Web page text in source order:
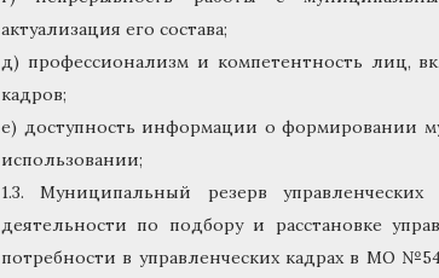
актуализация его состава;
д) профессионализм и компетентность лиц,
кадров;
е) доступность информации о формировании
использовании;
1.3. Муниципальный резерв
деятельности по подбору и расстановке
потребности в управленческих кадрах в МО